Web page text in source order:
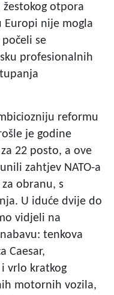
žestokog otpora
Europi nije mogla
se
profesionalnih
reformu
je godine
22 posto, a ove
zahtjev NATO-a
obranu, s
U iduće dvije do
vidjeli na
tenkova
Caesar,
vrlo kratkog
motornih vozila,